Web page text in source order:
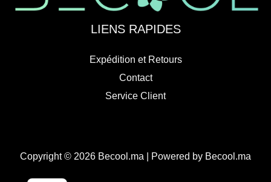
LIENS RAPIDES
Expédition et Retours
Contact
Service Client
Copyright © 2026 Becool.ma | Powered by Becool.ma